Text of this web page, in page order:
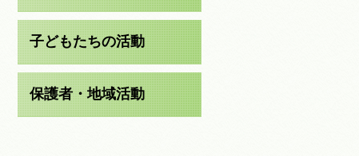
子どもたちの活動
保護者・地域活動